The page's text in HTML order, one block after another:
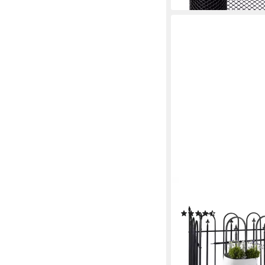
(2)
149,99 € UVP 199,99 €
-25%
lieferbar - in 2-3